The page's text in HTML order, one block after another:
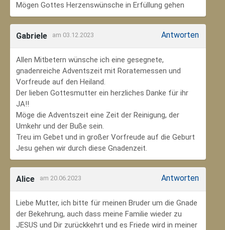
Mögen Gottes Herzenswünsche in Erfüllung gehen
Gabriele am 03.12.2023 Antworten
Allen Mitbetern wünsche ich eine gesegnete,
gnadenreiche Adventszeit mit Roratemessen und
Vorfreude auf den Heiland.
Der lieben Gottesmutter ein herzliches Danke für ihr
JA!!
Möge die Adventszeit eine Zeit der Reinigung, der
Umkehr und der Buße sein.
Treu im Gebet und in großer Vorfreude auf die Geburt
Jesu gehen wir durch diese Gnadenzeit.
Alice am 20.06.2023 Antworten
Liebe Mutter, ich bitte für meinen Bruder um die Gnade
der Bekehrung, auch dass meine Familie wieder zu
JESUS und Dir zurückkehrt und es Friede wird in meiner